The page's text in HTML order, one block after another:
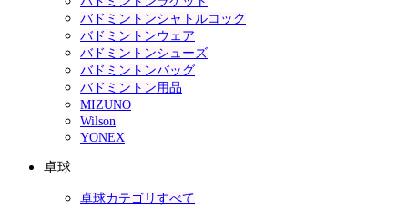
バドミントンシャトルコック
バドミントンウェア
バドミントンシューズ
バドミントンバッグ
バドミントン用品
MIZUNO
Wilson
YONEX
卓球
卓球カテゴリすべて